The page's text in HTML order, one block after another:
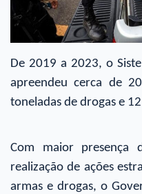
De 2019 a 2023, o
apreendeu cerca de
toneladas de drogas e
Com maior presença
realização de ações
armas e drogas, o